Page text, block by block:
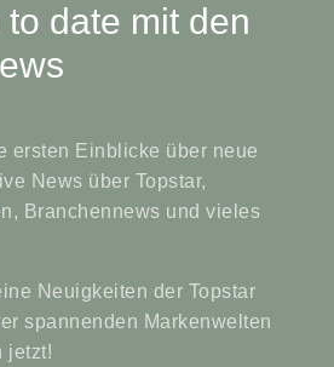
date mit den
ersten Einblicke über neue
News über Topstar,
Branchennews und vieles
Neuigkeiten der Topstar
spannenden Markenwelten
jetzt!